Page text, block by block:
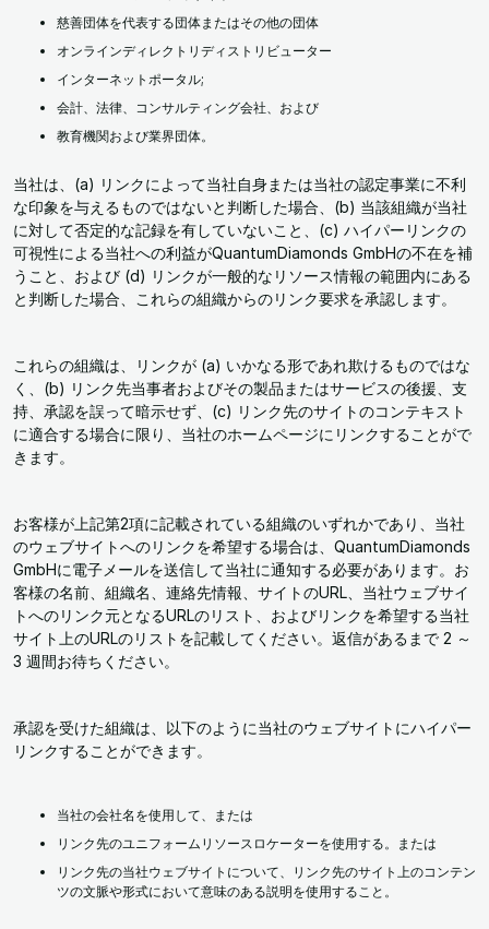
慈善団体を代表する団体またはその他の団体
オンラインディレクトリディストリビューター
インターネットポータル;
会計、法律、コンサルティング会社、および
教育機関および業界団体。
当社は、(a) リンクによって当社自身または当社の認定事業に不利
な印象を与えるものではないと判断した場合、(b) 当該組織が当社
に対して否定的な記録を有していないこと、(c) ハイパーリンクの
可視性による当社への利益がQuantumDiamonds GmbHの不在を補
うこと、および (d) リンクが一般的なリソース情報の範囲内にある
と判断した場合、これらの組織からのリンク要求を承認します。
これらの組織は、リンクが (a) いかなる形であれ欺けるものではな
く、(b) リンク先当事者およびその製品またはサービスの後援、支
持、承認を誤って暗示せず、(c) リンク先のサイトのコンテキスト
に適合する場合に限り、当社のホームページにリンクすることがで
きます。
お客様が上記第2項に記載されている組織のいずれかであり、当社
のウェブサイトへのリンクを希望する場合は、QuantumDiamonds
GmbHに電子メールを送信して当社に通知する必要があります。お
客様の名前、組織名、連絡先情報、サイトのURL、当社ウェブサイ
トへのリンク元となるURLのリスト、およびリンクを希望する当社
サイト上のURLのリストを記載してください。返信があるまで 2 ～
3 週間お待ちください。
承認を受けた組織は、以下のように当社のウェブサイトにハイパー
リンクすることができます。
当社の会社名を使用して、または
リンク先のユニフォームリソースロケーターを使用する。または
リンク先の当社ウェブサイトについて、リンク先のサイト上のコンテン
ツの文脈や形式において意味のある説明を使用すること。